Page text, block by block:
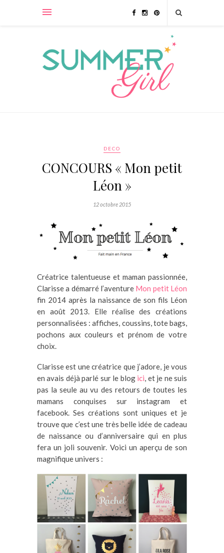
DECO
CONCOURS « Mon petit
Léon »
12 octobre 2015
Créatrice talentueuse et maman passionnée,
Clarisse a démarré l’aventure Mon petit Léon
fin 2014 après la naissance de son fils Léon
en août 2013. Elle réalise des créations
personnalisées : affiches, coussins, tote bags,
pochons aux couleurs et prénom de votre
choix.
Clarisse est une créatrice que j’adore, je vous
en avais déjà parlé sur le blog ici, et je ne suis
pas la seule au vu des retours de toutes les
mamans conquises sur instagram et
facebook. Ses créations sont uniques et je
trouve que c’est une très belle idée de cadeau
de naissance ou d’anniversaire qui en plus
fera un joli souvenir. Voici un aperçu de son
magnifique univers :